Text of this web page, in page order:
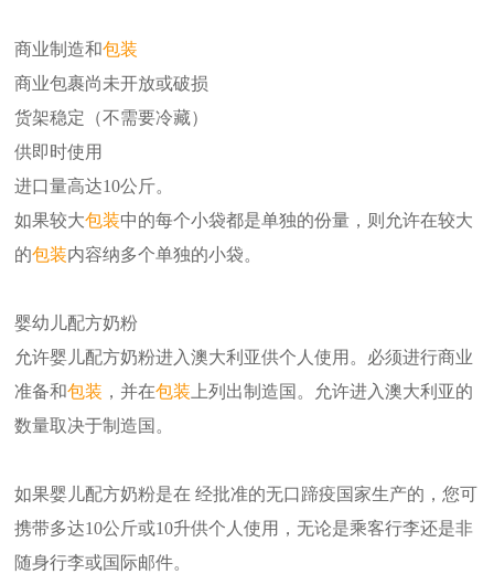
商业制造和包装
商业包裹尚未开放或破损
货架稳定（不需要冷藏）
供即时使用
进口量高达10公斤。
如果较大包装中的每个小袋都是单独的份量，则允许在较大
的包装内容纳多个单独的小袋。
婴幼儿配方奶粉
允许婴儿配方奶粉进入澳大利亚供个人使用。必须进行商业
准备和包装 ，并在包装 ​​上列出制造国。允许进入澳大利亚的
数量取决于制造国。
如果婴儿配方奶粉是在 经批准的无口蹄疫国家生产的，您可
携带多达10公斤或10升供个人使用，无论是乘客行李还是非
随身行李或国际邮件。